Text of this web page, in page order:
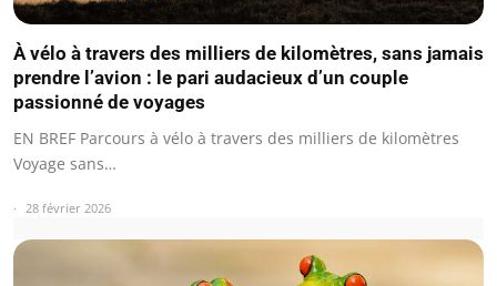
À vélo à travers des milliers de kilomètres, sans jamais
prendre l’avion : le pari audacieux d’un couple
passionné de voyages
EN BREF Parcours à vélo à travers des milliers de kilomètres
Voyage sans…
28 février 2026